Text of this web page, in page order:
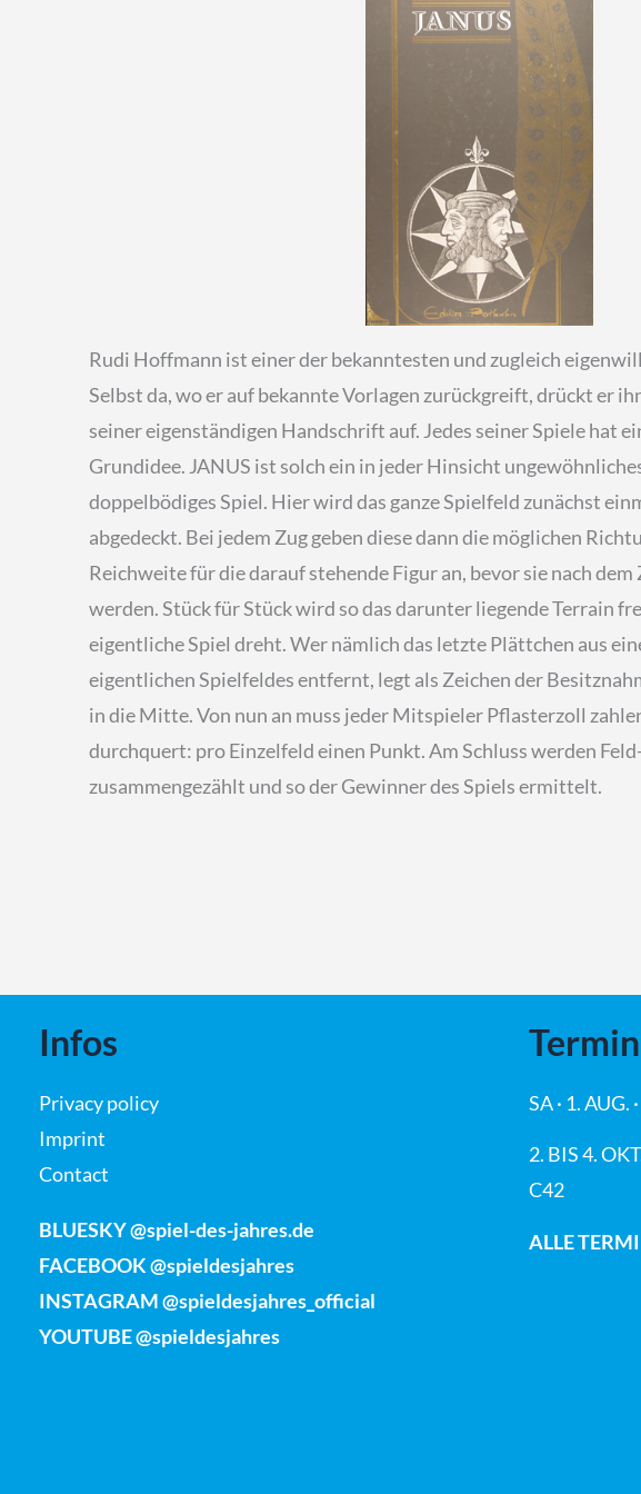
Rudi Hoffmann ist einer der bekanntesten und zugleich
Selbst da, wo er auf bekannte Vorlagen zurückgreift, drückt er
seiner eigenständigen Handschrift auf. Jedes seiner Spiele hat
Grundidee. JANUS ist solch ein in jeder Hinsicht
doppelbödiges Spiel. Hier wird das ganze Spielfeld zunächst
abgedeckt. Bei jedem Zug geben diese dann die möglichen
Reichweite für die darauf stehende Figur an, bevor sie nach
werden. Stück für Stück wird so das darunter liegende Terrain
eigentliche Spiel dreht. Wer nämlich das letzte Plättchen aus
eigentlichen Spielfeldes entfernt, legt als Zeichen der
in die Mitte. Von nun an muss jeder Mitspieler Pflasterzoll
durchquert: pro Einzelfeld einen Punkt. Am Schluss werden
zusammengezählt und so der Gewinner des Spiels ermittelt.
Infos
Privacy policy
Imprint
Contact
BLUESKY @spiel-des-jahres.de
FACEBOOK @spieldesjahres
INSTAGRAM @spieldesjahres_official
YOUTUBE @spieldesjahres
SA · 1.
2. BIS 4.
C42
ALLE